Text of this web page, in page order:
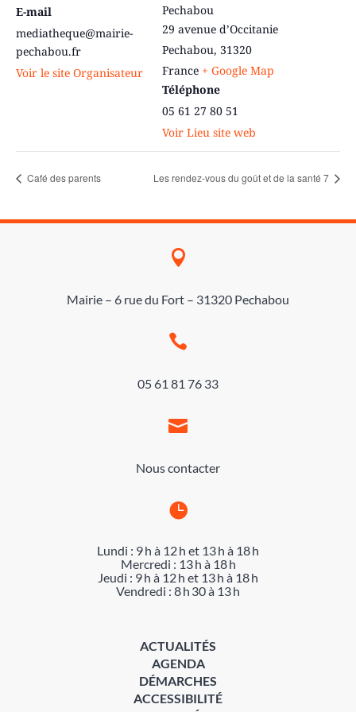
E-mail
mediatheque@mairie-
pechabou.fr
Voir le site Organisateur
Pechabou
29 avenue d’Occitanie
Pechabou, 31320
France + Google Map
Téléphone
05 61 27 80 51
Voir Lieu site web
Café des parents Les rendez-vous du goût et de la santé 7

Mairie – 6 rue du Fort – 31320 Pechabou

05 61 81 76 33

Nous contacter

Lundi : 9 h à 12 h et 13 h à 18 h
Mercredi : 13 h à 18 h
Jeudi : 9 h à 12 h et 13 h à 18 h
Vendredi : 8 h 30 à 13 h
ACTUALITÉS
AGENDA
DÉMARCHES
ACCESSIBILITÉ